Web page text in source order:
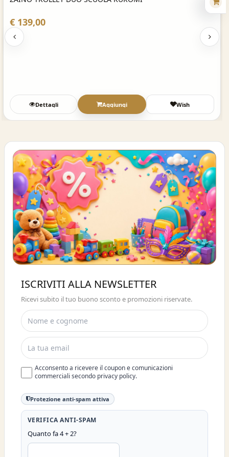
€ 139,00
Dettagli Aggiungi Wish
ISCRIVITI E OTTIENI SUBITO UNO
SCONTO DEL 10%
ISCRIVITI ALLA NEWSLETTER
Ricevi subito il tuo buono sconto e promozioni riservate.
Acconsento a ricevere il coupon e comunicazioni
commerciali secondo privacy policy.
Protezione anti-spam attiva
VERIFICA ANTI-SPAM
Quanto fa 4 + 2?